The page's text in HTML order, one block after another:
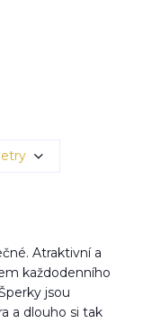
Atraktivní a
každodenního
jsou
a dlouho si tak